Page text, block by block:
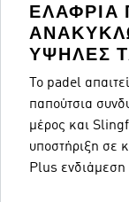
ΕΛΑΦΡΙΆ
ΥΨΗΛΈΣ
Το padel
παπούτσια
μέρος και
υποστήριξη σε
Plus ενδιάμεση